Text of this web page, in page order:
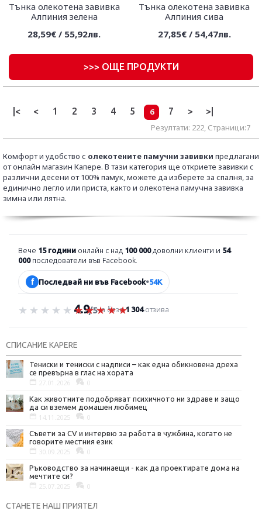
Тънка олекотена завивка
Алпиния зелена
28,59€ / 55,92лв.
Тънка олекотена завивка
Алпиния сива
27,85€ / 54,47лв.
>>> ОЩЕ ПРОДУКТИ
|< < 1 2 3 4 5 6 7 >
>|
Резултати: 222, Страници:7
Комфорт и удобство с олекотените памучни завивки предлагани
от онлайн магазин Капере. В тази категория ще откриете завивки с
различни десени от 100% памук, можете да изберете за спалня, за
единично легло или приста, както и олекотена памучна завивка
зимна или лятна.
Вече 15 години онлайн с над 100 000доволни клиенти и 54
000последователи във Facebook.
f Последвай ни във Facebook•54K
Оценка 4.9 от 5
4.9/5на база1 304отзива
СПИСАНИЕ KAPERE
Тениски и тениски с надписи – как една обикновена дреха
се превърна в глас на хората
27.01.2026 0
Как животните подобряват психичното ни здраве и защо
да си вземем домашен любимец
14.11.2025 0
Съвети за CV и интервю за работа в чужбина, когато не
говорите местния език
30.09.2025 0
Ръководство за начинаещи - как да проектирате дома на
мечтите си?
25.07.2025 0
СТАНЕТЕ НАШ ПРИЯТЕЛ